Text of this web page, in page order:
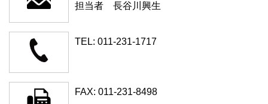
担当者 長谷川興生
TEL: 011-231-1717
FAX: 011-231-8498